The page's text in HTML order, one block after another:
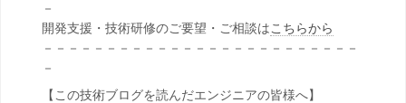
－
開発支援・技術研修のご要望・ご相談はこちらから
－－－－－－－－－－－－－－－－－－－－－－－－－
－
【この技術ブログを読んだエンジニアの皆様へ】